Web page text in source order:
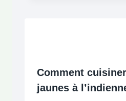
Comment
jaunes à